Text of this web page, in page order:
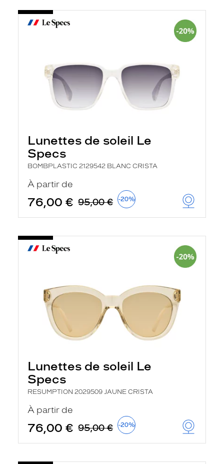
Lunettes de soleil Le
Specs
BOMBPLASTIC 2129542 BLANC CRISTA
À partir de
76,00 € 95,00 € -20%
Lunettes de soleil Le
Specs
RESUMPTION 2029509 JAUNE CRISTA
À partir de
76,00 € 95,00 € -20%